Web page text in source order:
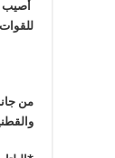
من